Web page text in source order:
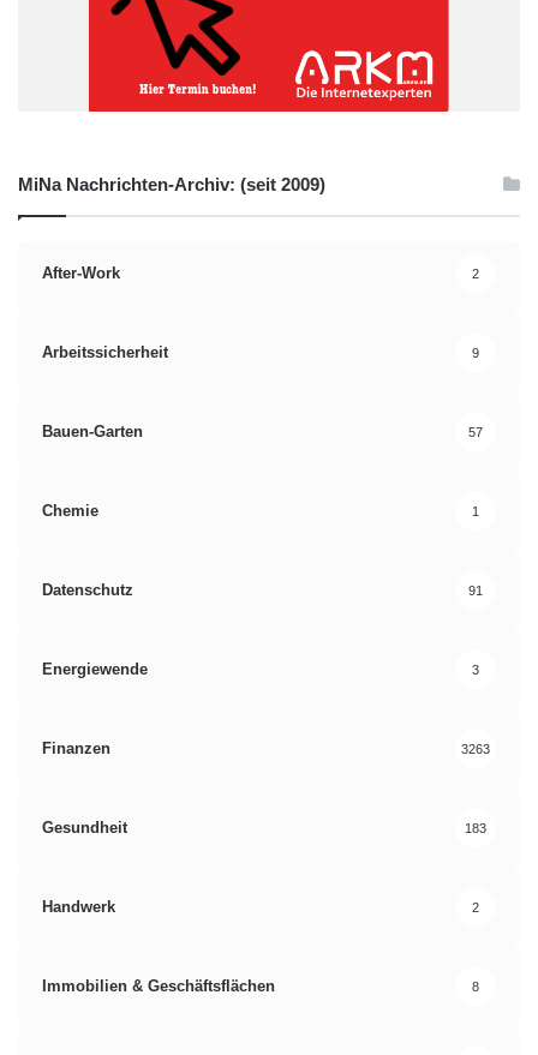
MiNa Nachrichten-Archiv: (seit 2009)
After-Work 2
Arbeitssicherheit 9
Bauen-Garten 57
Chemie 1
Datenschutz 91
Energiewende 3
Finanzen 3263
Gesundheit 183
Handwerk 2
Immobilien & Geschäftsflächen 8